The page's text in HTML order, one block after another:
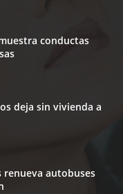
conductas
deja sin vivienda a
renueva autobuses